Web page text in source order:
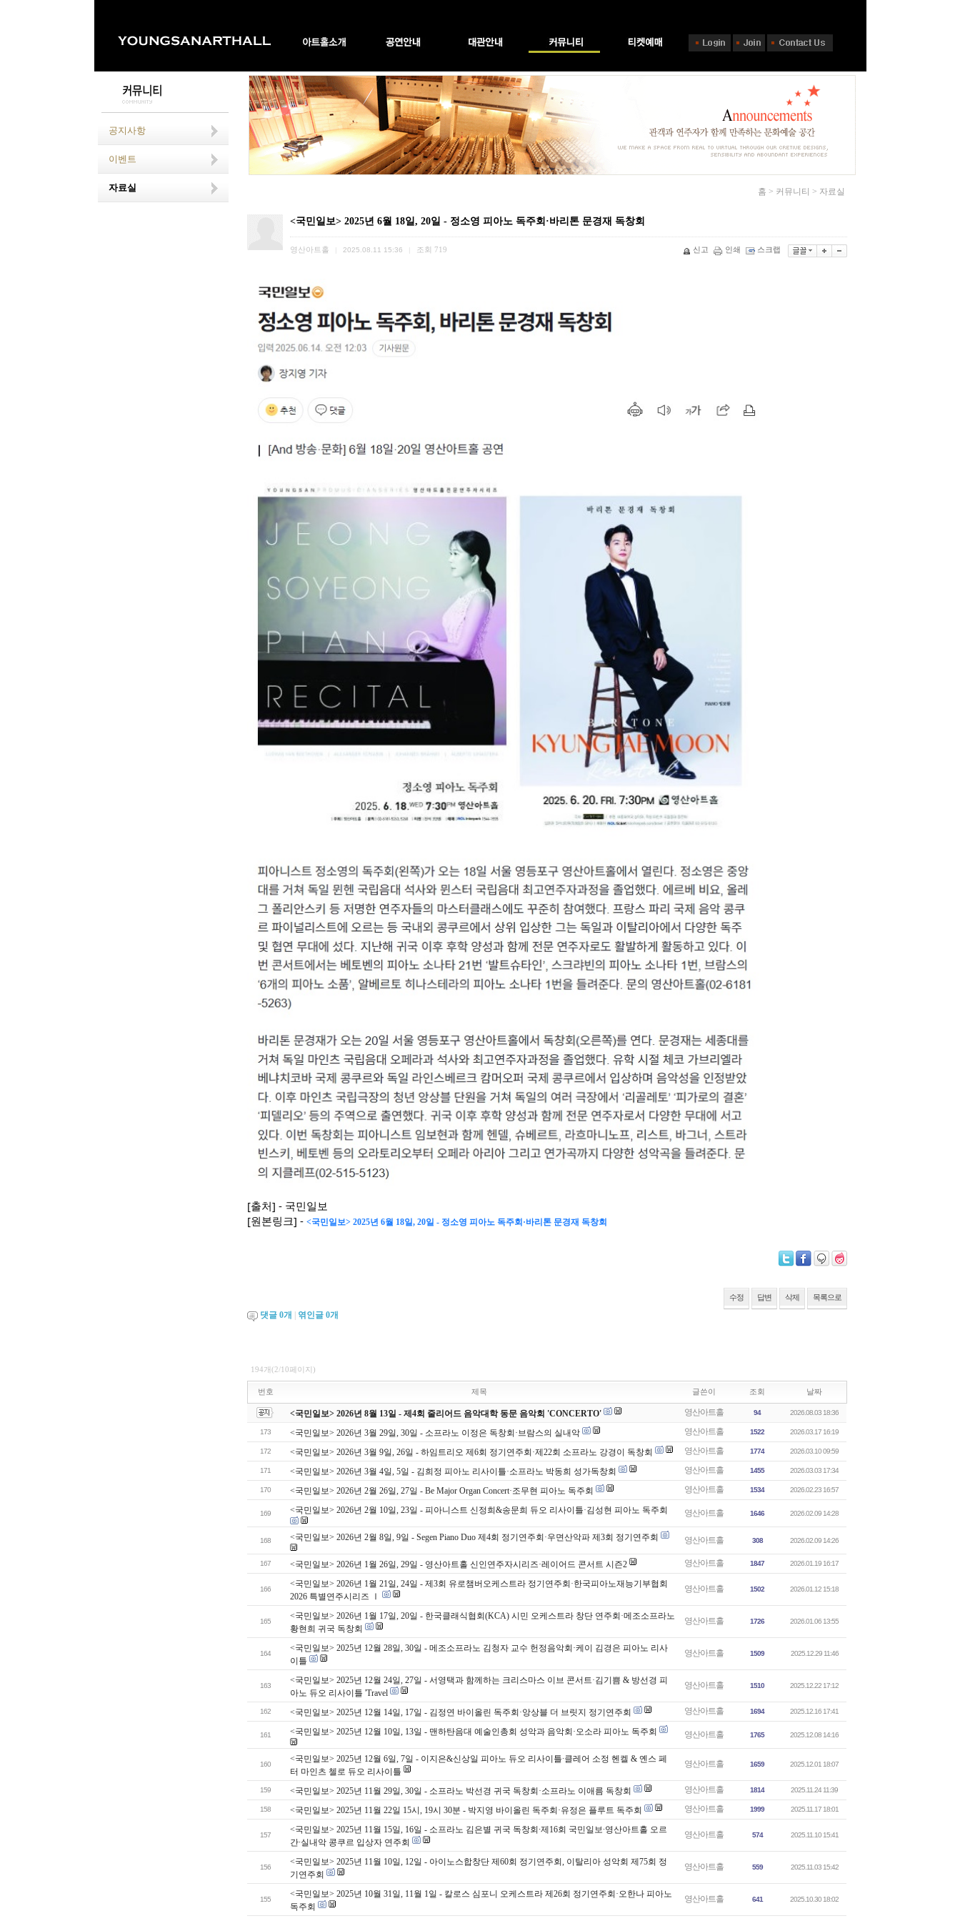
공지사항
이벤트
자료실 홈 > 커뮤니티 > 자료실
<국민일보> 2025년 6월 18일, 20일 - 정소영 피아노 독주회·바리톤 문경재 독창회
영산아트홀 2025.08.11 15:36 조회 719 신고 인쇄 스크랩
[출처] - 국민일보
[원본링크] - <국민일보> 2025년 6월 18일, 20일 - 정소영 피아노 독주회·바리톤 문경재 독창회
수정 답변 삭제 목록으로
댓글 0개 엮인글 0개
194개(2/10페이지)
번호 제목 글쓴이 조회 날짜
<국민일보> 2026년 8월 13일 - 제4회 줄리어드 음악대학 동문 음악회 'CONCERTO' 영산아트홀 94 2026.08.03 18:36
173 <국민일보> 2026년 3월 29일, 30일 - 소프라노 이정은 독창회·브람스의 실내악 영산아트홀 1522 2026.03.17 16:19
172 <국민일보> 2026년 3월 9일, 26일 - 하임트리오 제6회 정기연주회·제22회 소프라노 강경이 독창회 영산아트홀 1774 2026.03.10 09:59
171 <국민일보> 2026년 3월 4일, 5일 - 김희정 피아노 리사이틀·소프라노 박동희 성가독창회 영산아트홀 1455 2026.03.03 17:34
170 <국민일보> 2026년 2월 26일, 27일 - Be Major Organ Concert·조무현 피아노 독주회 영산아트홀 1534 2026.02.23 16:57
169 <국민일보> 2026년 2월 10일, 23일 - 피아니스트 신정희&송문희 듀오 리사이틀·김성현 피아노 독주회 영산아트홀 1646 2026.02.09 14:28
168 <국민일보> 2026년 2월 8일, 9일 - Segen Piano Duo 제4회 정기연주회·우면산악파 제3회 정기연주회 영산아트홀 308 2026.02.09 14:26
167 <국민일보> 2026년 1월 26일, 29일 - 영산아트홀 신인연주자시리즈·레이어드 콘서트 시즌2 영산아트홀 1847 2026.01.19 16:17
166
<국민일보> 2026년 1월 21일, 24일 - 제3회 유로챔버오케스트라 정기연주회·한국피아노재능기부협회
2026 특별연주시리즈 Ⅰ
영산아트홀 1502 2026.01.12 15:18
165
<국민일보> 2026년 1월 17일, 20일 - 한국클래식협회(KCA) 시민 오케스트라 창단 연주회·메조소프라노
황현희 귀국 독창회
영산아트홀 1726 2026.01.06 13:55
164
<국민일보> 2025년 12월 28일, 30일 - 메조소프라노 김청자 교수 헌정음악회·케이 김경은 피아노 리사
이틀
영산아트홀 1509 2025.12.29 11:46
163
<국민일보> 2025년 12월 24일, 27일 - 서영택과 함께하는 크리스마스 이브 콘서트·김기쁨 & 방선경 피
아노 듀오 리사이틀 'Travel
영산아트홀 1510 2025.12.22 17:12
162 <국민일보> 2025년 12월 14일, 17일 - 김정연 바이올린 독주회·앙상블 더 브릿지 정기연주회 영산아트홀 1694 2025.12.16 17:41
161 <국민일보> 2025년 12월 10일, 13일 - 맨하탄음대 예술인총회 성악과 음악회·오소라 피아노 독주회 영산아트홀 1765 2025.12.08 14:16
160
<국민일보> 2025년 12월 6일, 7일 - 이지은&신상일 피아노 듀오 리사이틀∙클레어 소정 헨켈 & 옌스 페
터 마인츠 첼로 듀오 리사이틀
영산아트홀 1659 2025.12.01 18:07
159 <국민일보> 2025년 11월 29일, 30일 - 소프라노 박선경 귀국 독창회·소프라노 이애름 독창회 영산아트홀 1814 2025.11.24 11:39
158 <국민일보> 2025년 11월 22일 15시, 19시 30분 - 박지영 바이올린 독주회·유정은 플루트 독주회 영산아트홀 1999 2025.11.17 18:01
157
<국민일보> 2025년 11월 15일, 16일 - 소프라노 김은별 귀국 독창회∙제16회 국민일보∙영산아트홀 오르
간∙실내악 콩쿠르 입상자 연주회
영산아트홀 574 2025.11.10 15:41
156
<국민일보> 2025년 11월 10일, 12일 - 아이노스합창단 제60회 정기연주회, 이탈리아 성악회 제75회 정
기연주회
영산아트홀 559 2025.11.03 15:42
155
<국민일보> 2025년 10월 31일, 11월 1일 - 칼로스 심포니 오케스트라 제26회 정기연주회·오한나 피아노
독주회
영산아트홀 641 2025.10.30 18:02